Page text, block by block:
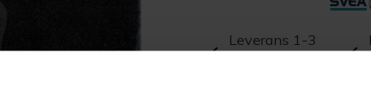
Leverans 1-3